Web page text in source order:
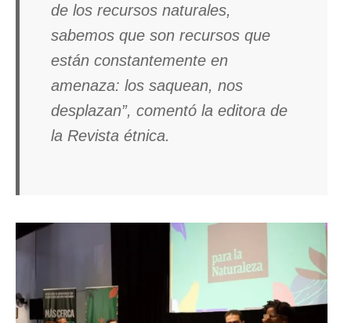
de los recursos naturales,
sabemos que son recursos que
están constantemente en
amenaza: los saquean, nos
desplazan”, comentó la editora de
la Revista étnica.